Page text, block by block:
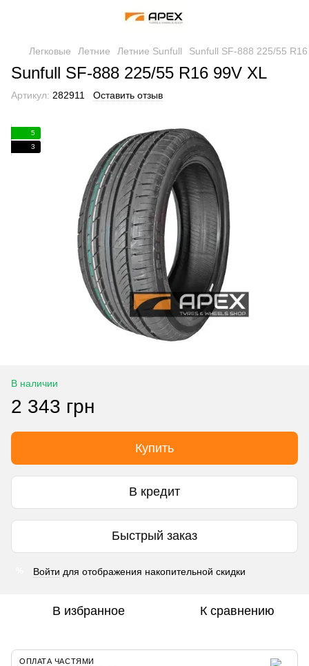
Легковые Летние Летние Sunfull Sunfull SF-888 225/55
Sunfull SF-888 225/55 R16 99V XL
Артикул: 282911 Оставить отзыв
5
3
В наличии
2 343 грн
Купить
В кредит
Быстрый заказ
Войти для отображения накопительной скидки
В избранное К сравнению
ОПЛАТА ЧАСТЯМИ